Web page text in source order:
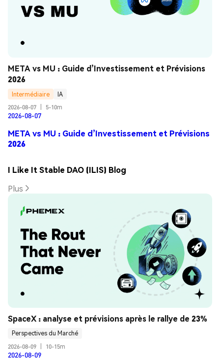
META vs MU : Guide d’Investissement et Prévisions
2026
Intermédiaire
IA
2026-08-07
5-10m
2026-08-07
META vs MU : Guide d’Investissement et Prévisions
2026
I Like It Stable DAO (ILIS) Blog
Plus
SpaceX : analyse et prévisions après le rallye de 23%
Perspectives du Marché
2026-08-09
10-15m
2026-08-09